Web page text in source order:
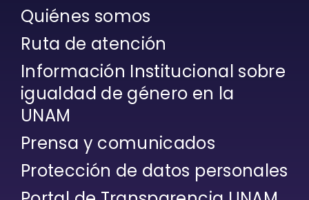
Quiénes somos
Ruta de atención
Información Institucional sobre
igualdad de género en la
UNAM
Prensa y comunicados
Protección de datos personales